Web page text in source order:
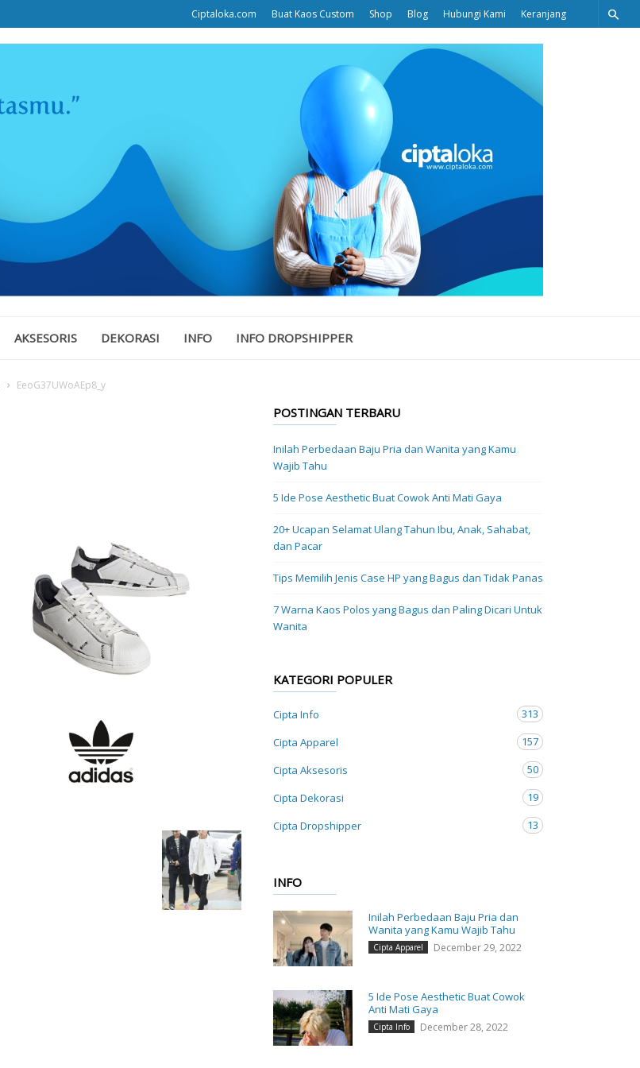
Ciptaloka.com Buat Kaos Custom Shop Blog Hubungi Kami Keranjang
AKSESORIS DEKORASI INFO INFO DROPSHIPPER
EeoG37UWoAEp8_y
POSTINGAN TERBARU
Inilah Perbedaan Baju Pria dan Wanita yang Kamu
Wajib Tahu
5 Ide Pose Aesthetic Buat Cowok Anti Mati Gaya
20+ Ucapan Selamat Ulang Tahun Ibu, Anak, Sahabat,
dan Pacar
Tips Memilih Jenis Case HP yang Bagus dan Tidak Panas
7 Warna Kaos Polos yang Bagus dan Paling Dicari Untuk
Wanita
KATEGORI POPULER
Cipta Info
313
Cipta Apparel
157
Cipta Aksesoris
50
Cipta Dekorasi
19
Cipta Dropshipper
13
INFO
Inilah Perbedaan Baju Pria dan
Wanita yang Kamu Wajib Tahu
Cipta Apparel December 29, 2022
5 Ide Pose Aesthetic Buat Cowok
Anti Mati Gaya
Cipta Info December 28, 2022